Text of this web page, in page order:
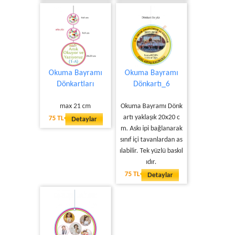
Okuma Bayramı
Dönkartları
max 21 cm
75 TL
Detaylar
Okuma Bayramı
Dönkartı_6
Okuma Bayramı Dönk
artı yaklaşık 20x20 c
m. Askı ipi bağlanarak
sınıf içi tavanlardan as
ılabilir. Tek yüzlü baskıl
ıdır.
75 TL
Detaylar